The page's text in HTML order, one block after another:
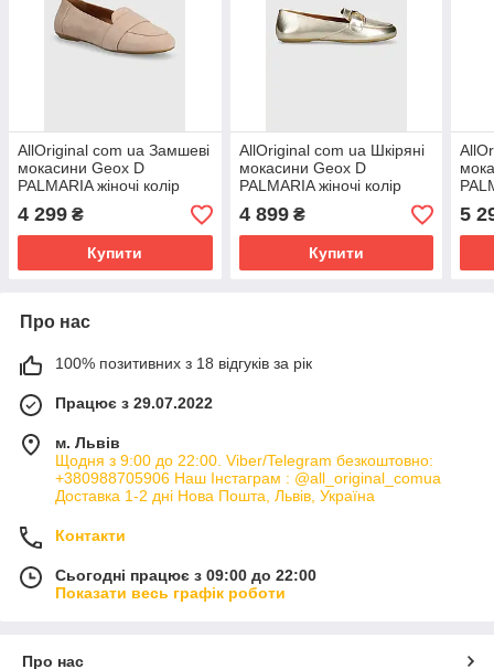
AllOriginal com ua Замшеві
мокасини Geox D
PALMARIA жіночі колір
бежевий на плоскому ходу
D45MUE 00021 C8156
4 299 ₴
Купити
AllOriginal com ua Шкіряні
мокасини Geox D
PALMARIA жіночі колір
золотий на плоскому ходу
D45MUJ 000Y2 C2012
4 899₴
Купити
5
Про нас
100% позитивних з 18 відгуків за рік
Працює з 29.07.2022
м. Львів
Щодня з 9:00 до 22:00. Viber/Telegram безкоштовно:
+380988705906 Наш Інстаграм : @all_original_comua
Доставка 1-2 дні Нова Пошта, Львів, Україна
Контакти
Сьогодні працює з 09:00 до 22:00
Показати весь графік роботи
Про нас